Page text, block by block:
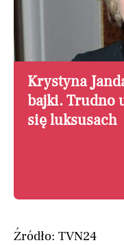
Krystyna
bajki. Trudno
się luksusach
Źródło: TVN24